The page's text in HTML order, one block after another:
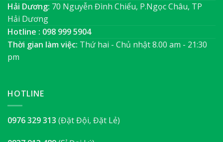
Hải Dương: 70 Nguyễn Đình Chiểu, P.Ngọc Châu, TP
Hải Dương
Hotline : 098 999 5904
Thời gian làm việc: Thứ hai - Chủ nhật 8.00 am - 21:30
pm
HOTLINE
0976 329 313 (Đặt Đội, Đặt Lẻ)